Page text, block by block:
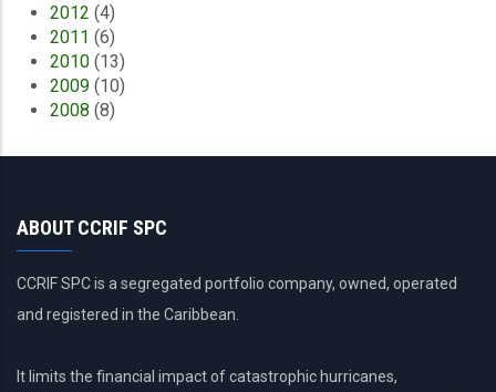
2012 (4)
2011 (6)
2010 (13)
2009 (10)
2008 (8)
ABOUT CCRIF SPC
CCRIF SPC is a segregated portfolio company, owned, operated
and registered in the Caribbean.
It limits the financial impact of catastrophic hurricanes,